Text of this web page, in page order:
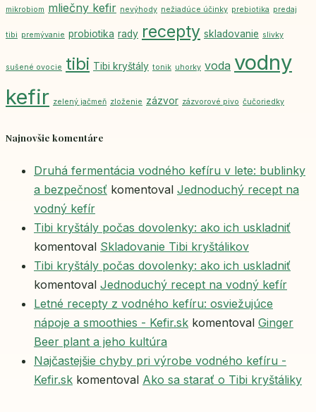
mikrobiom mliečny kefir nevýhody nežiadúce účinky prebiotika predaj
tibi premývanie probiotika rady recepty skladovanie slivky
sušené ovocie tibi Tibi kryštály tonik uhorky voda vodny
kefir zelený jačmeň zloženie zázvor zázvorové pivo čučoriedky
Najnovšie komentáre
Druhá fermentácia vodného kefíru v lete: bublinky
a bezpečnosť komentoval Jednoduchý recept na
vodný kefír
Tibi kryštály počas dovolenky: ako ich uskladniť
komentoval Skladovanie Tibi kryštálikov
Tibi kryštály počas dovolenky: ako ich uskladniť
komentoval Jednoduchý recept na vodný kefír
Letné recepty z vodného kefíru: osviežujúce
nápoje a smoothies - Kefir.sk komentoval Ginger
Beer plant a jeho kultúra
Najčastejšie chyby pri výrobe vodného kefíru -
Kefir.sk komentoval Ako sa starať o Tibi kryštáliky